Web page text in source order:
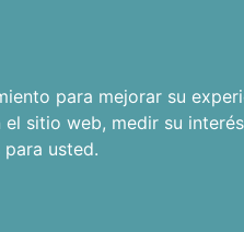
para mejorar su
el sitio web, medir su
para usted.